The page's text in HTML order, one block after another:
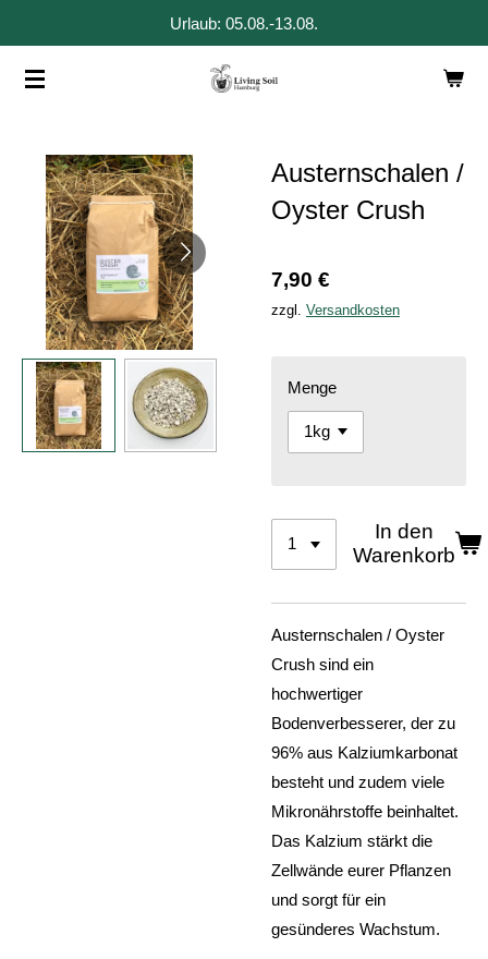
springen
Urlaub: 05.08.-13.08.
Austernschalen /
Oyster Crush
7,90 €
zzgl. Versandkosten
Menge
In den
Warenkorb
Austernschalen / Oyster
Crush sind ein
hochwertiger
Bodenverbesserer, der zu
96% aus Kalziumkarbonat
besteht und zudem viele
Mikronährstoffe beinhaltet.
Das Kalzium stärkt die
Zellwände eurer Pflanzen
und sorgt für ein
gesünderes Wachstum.